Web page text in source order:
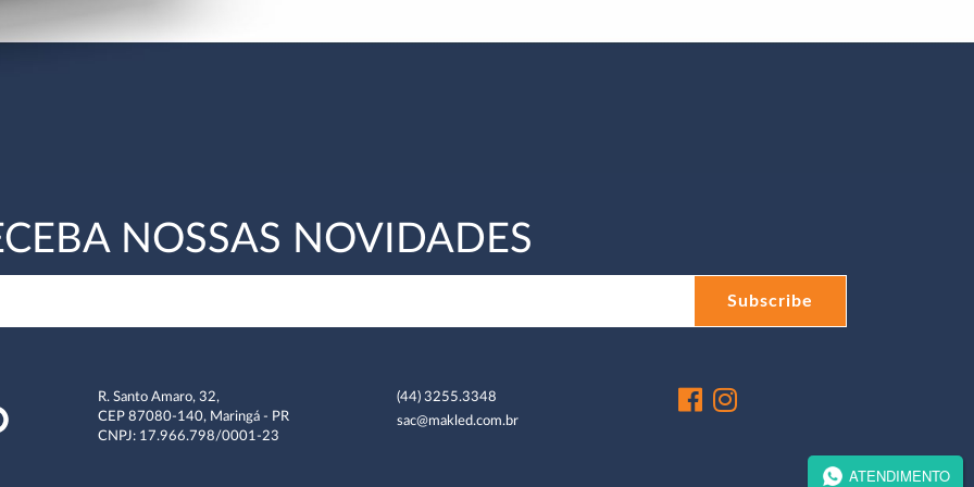
NOSSAS NOVIDADES
R. Santo Amaro, 32,
CEP 87080-140, Maringá - PR
CNPJ: 17.966.798/0001-23
(44) 3255.3348
sac@makled.com.br
ATENDIMENTO